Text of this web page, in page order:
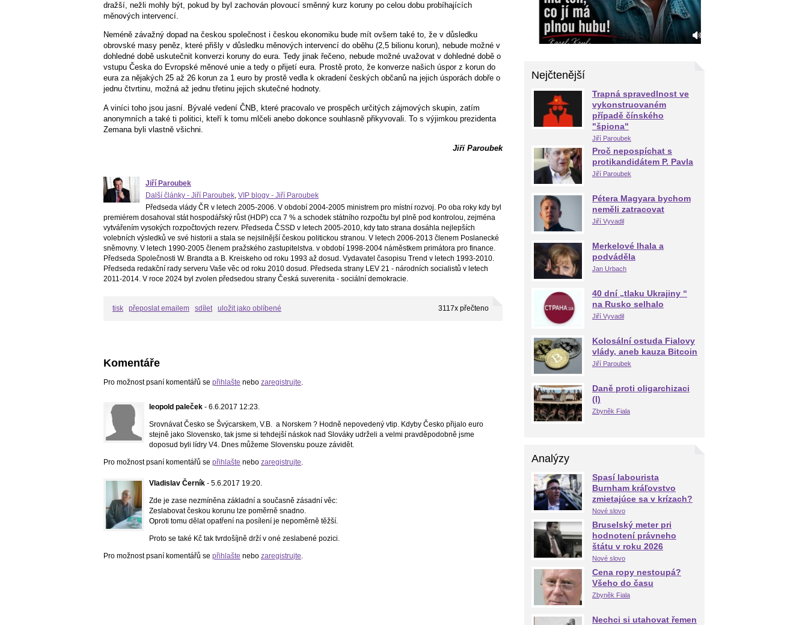
dražší, nežli mohly být, pokud by byl zachován plovoucí směnný kurz koruny po celou dobu probíhajících
měnových intervencí.
Neméně závažný dopad na českou společnost i českou ekonomiku bude mít ovšem také to, že v důsledku
obrovské masy peněz, které přišly v důsledku měnových intervencí do oběhu (2,5 bilionu korun), nebude možné v
dohledné době uskutečnit konverzi koruny do eura. Tedy jinak řečeno, nebude možné uvažovat v dohledné době o
vstupu Česka do Evropské měnové unie a tedy o přijetí eura. Prostě proto, že konverze našich úspor z korun do
eura za nějakých 25 až 26 korun za 1 euro by prostě vedla k okradení českých občanů na jejich úsporách dobře o
jednu čtvrtinu, možná až jednu třetinu jejich skutečné hodnoty.
A viníci toho jsou jasní. Bývalé vedení ČNB, které pracovalo ve prospěch určitých zájmových skupin, zatím
anonymních a také ti politici, kteří k tomu mlčeli anebo dokonce souhlasně přikyvovali. To s výjimkou prezidenta
Zemana byli vlastně všichni.
Jiří Paroubek
Jiří Paroubek
Další články - Jiří Paroubek, VIP blogy - Jiří Paroubek
Předseda vlády ČR v letech 2005-2006. V období 2004-2005 ministrem pro místní rozvoj. Po oba roky kdy byl
premiérem dosahoval stát hospodářský růst (HDP) cca 7 % a schodek státního rozpočtu byl plně pod kontrolou, zejména
vytvářením vysokých rozpočtových rezerv. Předseda ČSSD v letech 2005-2010, kdy tato strana dosáhla nejlepších
volebních výsledků ve své historii a stala se nejsilnější českou politickou stranou. V letech 2006-2013 členem Poslanecké
sněmovny. V letech 1990-2005 členem pražského zastupitelstva. v období 1998-2004 náměstkem primátora pro finance.
Předseda Společnosti W. Brandta a B. Kreiskeho od roku 1993 až dosud. Vydavatel časopisu Trend v letech 1993-2010.
Předseda redakční rady serveru Vaše věc od roku 2010 dosud. Předseda strany LEV 21 - národních socialistů v letech
2011-2014. V roce 2024 byl zvolen předsedou strany Česká suverenita - sociální demokracie.
tisk přeposlat emailem sdílet uložit jako oblíbené 3117x přečteno
Komentáře
Pro možnost psaní komentářů se přihlašte nebo zaregistrujte.
leopold paleček - 6.6.2017 12:23.
Srovnávat Česko se Švýcarskem, V.B. a Norskem ? Hodně nepovedený vtip. Kdyby Česko přijalo euro
stejně jako Slovensko, tak jsme si tehdejší náskok nad Slováky udrželi a velmi pravděpodobně jsme
doposud byli lídry V4. Dnes můžeme Slovensku pouze závidět.
Pro možnost psaní komentářů se přihlašte nebo zaregistrujte.
Vladislav Černík - 5.6.2017 19:20.
Zde je zase nezmíněna základní a současně zásadní věc:
Zeslabovat českou korunu lze poměrně snadno.
Oproti tomu dělat opatření na posílení je nepoměrně těžší.
Proto se také Kč tak tvrdošíjně drží v oné zeslabené pozici.
Pro možnost psaní komentářů se přihlašte nebo zaregistrujte.
Nejčtenější
Trapná spravedlnost ve
vykonstruovaném
případě čínského
"špiona"
Jiří Paroubek
Proč nepospíchat s
protikandidátem P. Pavla
Jiří Paroubek
Pétera Magyara bychom
neměli zatracovat
Jiří Vyvadil
Merkelové lhala a
podváděla
Jan Urbach
40 dní „tlaku Ukrajiny “
na Rusko selhalo
Jiří Vyvadil
Kolosální ostuda Fialovy
vlády, aneb kauza Bitcoin
Jiří Paroubek
Daně proti oligarchizaci
(I)
Zbyněk Fiala
Analýzy
Spasí labourista
Burnham kráľovstvo
zmietajúce sa v krízach?
Nové slovo
Bruselský meter pri
hodnotení právneho
štátu v roku 2026
Nové slovo
Cena ropy nestoupá?
Všeho do času
Zbyněk Fiala
Nechci si utahovat řemen